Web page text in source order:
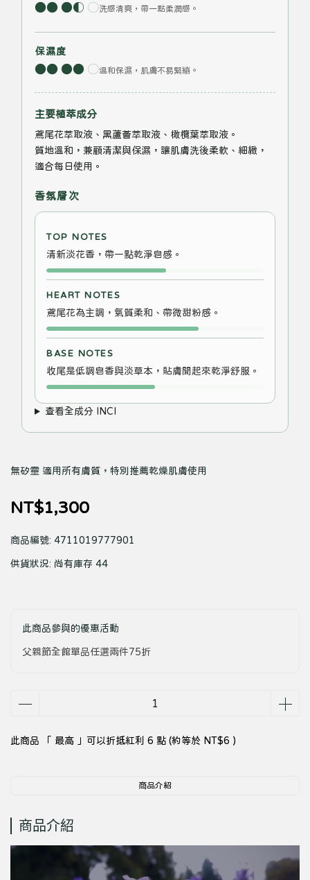
●● ●◐ ○洗感清爽，帶一點柔潤感。
保濕度
●● ●● ○溫和保濕，肌膚不易緊繃。
主要植萃成分
鳶尾花萃取液、黑蘆薈萃取液、橄欖葉萃取液。
質地溫和，兼顧清潔與保濕，讓肌膚洗後柔軟、細緻，
適合每日使用。
香氛層次
TOP NOTES
清新淡花香，帶一點乾淨皂感。
HEART NOTES
鳶尾花為主調，氣質柔和、帶微甜粉感。
BASE NOTES
收尾是低調皂香與淡草本，貼膚聞起來乾淨舒服。
查看全成分 INCI
無矽靈 適用所有膚質，特別推薦乾燥肌膚使用
NT$1,300
商品編號: 4711019777901
供貨狀況: 尚有庫存 44
此商品參與的優惠活動
父親節全館單品任選兩件75折
此商品 「 最高 」可以折抵紅利 6 點 (約等於 NT$6 )
商品介紹
商品介紹